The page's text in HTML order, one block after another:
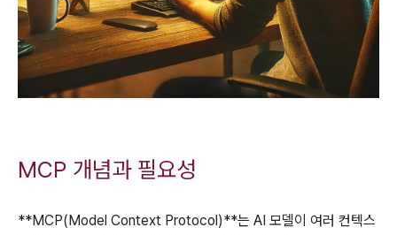
MCP 개념과 필요성
**MCP(Model Context Protocol)**는 AI 모델이 여러 컨텍스